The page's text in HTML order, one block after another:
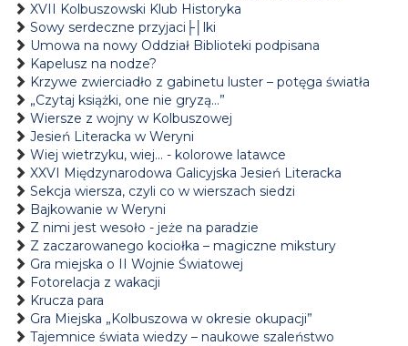
XVII Kolbuszowski Klub Historyka
Sowy serdeczne przyjaci├│lki
Umowa na nowy Oddział Biblioteki podpisana
Kapelusz na nodze?
Krzywe zwierciadło z gabinetu luster – potęga światła
„Czytaj książki, one nie gryzą...”
Wiersze z wojny w Kolbuszowej
Jesień Literacka w Weryni
Wiej wietrzyku, wiej… - kolorowe latawce
XXVI Międzynarodowa Galicyjska Jesień Literacka
Sekcja wiersza, czyli co w wierszach siedzi
Bajkowanie w Weryni
Z nimi jest wesoło - jeże na paradzie
Z zaczarowanego kociołka – magiczne mikstury
Gra miejska o II Wojnie Światowej
Fotorelacja z wakacji
Krucza para
Gra Miejska „Kolbuszowa w okresie okupacji”
Tajemnice świata wiedzy – naukowe szaleństwo